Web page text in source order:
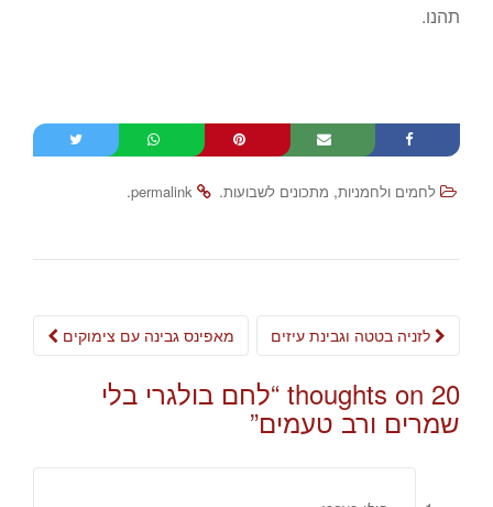
תהנו.
לחמים ולחמניות, מתכונים לשבועות.
permalink
.
Post
מאפינס גבינה עם צימוקים
20 thoughts on “ לחם בולגרי בלי
שמרים ורב טעמים”